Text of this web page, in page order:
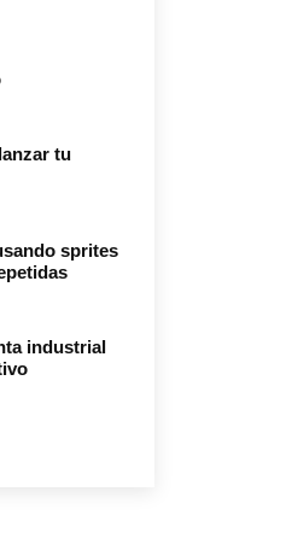
tu
sprites
industrial